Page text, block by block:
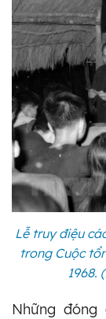
Lễ truy điệu
trong Cuộc
1968.
Những